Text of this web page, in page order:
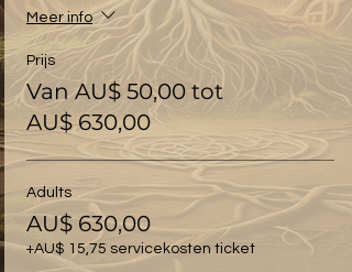
Meer info
Prijs
Van AU$ 50,00 tot
AU$ 630,00
Adults
AU$ 630,00
+AU$ 15,75 servicekosten ticket